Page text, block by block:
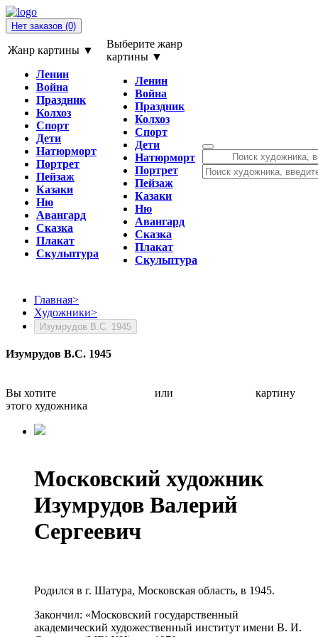
Нет заказов (0)
Жанр картины ▼
Ленин
Война
Праздник
Колхоз
Спорт
Дети
Натюрморт
Портрет
Пейзаж
Казаки
Ню
Авангард
Сказка
Плакат
Скульптура
Выберите жанр
картины ▼
Ленин
Война
Праздник
Колхоз
Спорт
Дети
Натюрморт
Портрет
Пейзаж
Казаки
Ню
Авангард
Сказка
Плакат
Скульптура
Главная>
Художники>
Изумрудов В.С. 1945
Изумрудов В.С. 1945
Вы хотите или
картину
этого художника
Московский художник
Изумрудов Валерий
Сергеевич
Родился в г. Шатура, Московская область, в 1945.
Закончил: «Московский государственный
академический художественный институт имени В. И.